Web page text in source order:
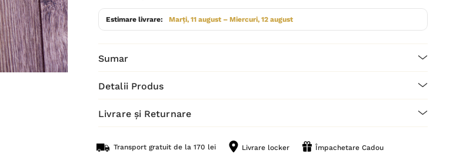
Estimare livrare: Marți, 11 august – Miercuri, 12 august
Sumar
Detalii Produs
Livrare și Returnare
Transport gratuit de la 170 lei Livrare locker Împachetare Cadou